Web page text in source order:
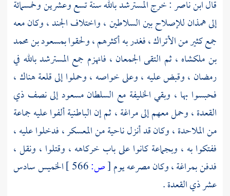
قالابن ناصر: خرجالمسترشد باللهسنة تسع وعشرين وخمسمائة
إلىهمذانللإصلاح بين السلاطين ، واختلاف الجند ، وكان معه
جمع كثير منالأتراك، فغدر به أكثرهم ، ولحقوابمسعود بن محمد
بن ملكشاه ، ثم التقى الجمعان ، فانهزم جمع المسترشد بالله في
رمضان ، وقبض عليه ، وعلى خواصه ، وحملوا إلى قلعة هناك ،
فحبسوا بها ، وبقي الخليفة مع السلطان مسعودإلى نصف ذي
القعدة ، وحمل معهم إلى مراغة ، ثم إنالباطنيةألفوا عليه جماعة
من الملاحدة ، وكان قد أنزل ناحية من المعسكر ، فدخلوا عليه ،
ففتكوا به ، وبجماعة كانوا على باب خركاهه ، وقتلوا ، ونقل ،
فدفنبمراغة، وكان مصرعه يوم[ص:
الخميس سادس
عشر ذي القعدة .